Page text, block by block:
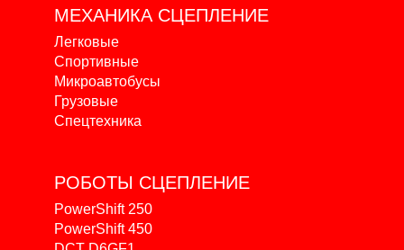
МЕХАНИКА СЦЕПЛЕНИЕ
Легковые
Спортивные
Микроавтобусы
Грузовые
Спецтехника
РОБОТЫ СЦЕПЛЕНИЕ
PowerShift 250
PowerShift 450